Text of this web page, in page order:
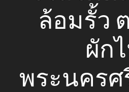
ล้อมรั้ว
ผัก
พระนครศ